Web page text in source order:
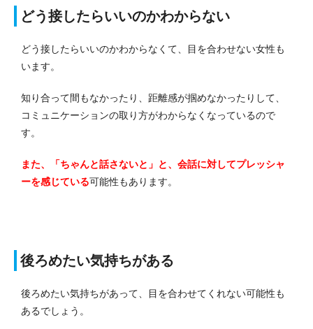
どう接したらいいのかわからない
どう接したらいいのかわからなくて、目を合わせない女性も
います。
知り合って間もなかったり、距離感が掴めなかったりして、
コミュニケーションの取り方がわからなくなっているので
す。
また、「ちゃんと話さないと」と、会話に対してプレッシャ
ーを感じている可能性もあります。
後ろめたい気持ちがある
後ろめたい気持ちがあって、目を合わせてくれない可能性も
あるでしょう。